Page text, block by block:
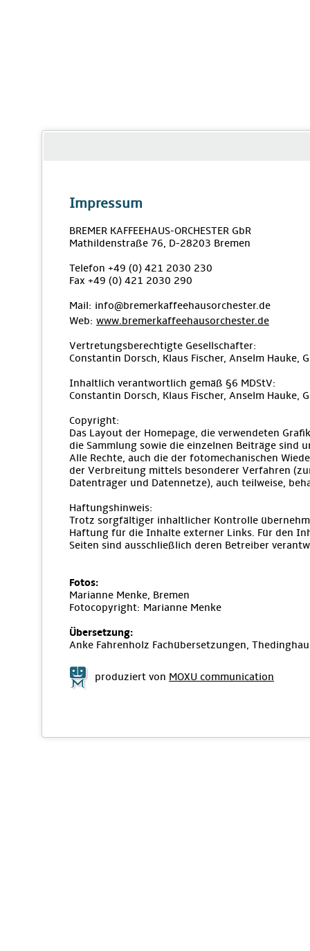
Impressum
BREMER KAFFEEHAUS-ORCHESTER GbR
Mathildenstraße 76, D-28203 Bremen
Telefon +49 (0) 421 2030 230
Fax +49 (0) 421 2030 290
Mail: info@bremerkaffeehausorchester.de
Web: www.bremerkaffeehausorchester.de
Vertretungsberechtigte Gesellschafter:
Constantin Dorsch, Klaus Fischer, Anselm Hauke,
Inhaltlich verantwortlich gemäß §6 MDStV:
Constantin Dorsch, Klaus Fischer, Anselm Hauke,
Copyright:
Das Layout der Homepage, die verwendeten
die Sammlung sowie die einzelnen Beiträge sind
Alle Rechte, auch die der fotomechanischen
der Verbreitung mittels besonderer Verfahren
Datenträger und Datennetze), auch teilweise,
Haftungshinweis:
Trotz sorgfältiger inhaltlicher Kontrolle
Haftung für die Inhalte externer Links. Für den
Seiten sind ausschließlich deren Betreiber
Fotos:
Marianne Menke, Bremen
Fotocopyright: Marianne Menke
Übersetzung:
Anke Fahrenholz Fachübersetzungen,
produziert von MOXU communication